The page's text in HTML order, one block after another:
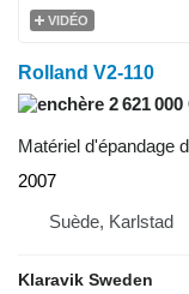
VIDÉO
Rolland V2-110
2 621 000
Matériel d'épandage
2007
Suède, Karlstad
Klaravik Sweden